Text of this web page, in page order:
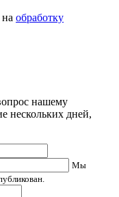
на обработку
нашему
нескольких дней,
Мы